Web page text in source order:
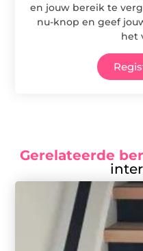
en jouw bereik te
nu-knop en geef
het
Gerelateerde